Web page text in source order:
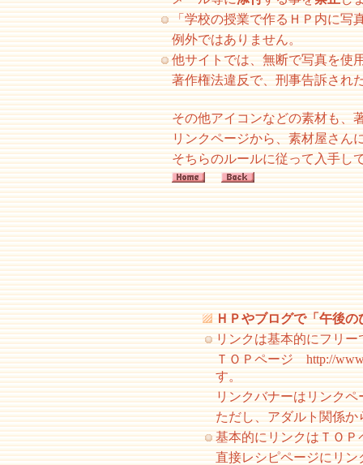
「学校の授業で作るＨＰ内に写
例外ではありません。
他サイトでは、無断で写真を使
著作権法違反で、刑事告訴され
その他アイコンなどの素材も、
リンクページから、素材屋さん
そちらのルールに従って入手し
ＨＰやブログで「午後
リンクは基本的にフリー
ＴＯＰページ http://
す。
リンクバナーはリンク
ただし、アダルト関係
基本的にリンクはＴＯ
直接レシピページにリン